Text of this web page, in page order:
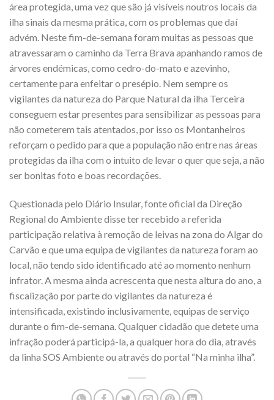
área protegida, uma vez que são já visíveis noutros locais da
ilha sinais da mesma prática, com os problemas que daí
advém. Neste fim-de-semana foram muitas as pessoas que
atravessaram o caminho da Terra Brava apanhando ramos de
árvores endémicas, como cedro-do-mato e azevinho,
certamente para enfeitar o presépio. Nem sempre os
vigilantes da natureza do Parque Natural da ilha Terceira
conseguem estar presentes para sensibilizar as pessoas para
não cometerem tais atentados, por isso os Montanheiros
reforçam o pedido para que a população não entre nas áreas
protegidas da ilha com o intuito de levar o quer que seja, a não
ser bonitas foto e boas recordações.
Questionada pelo Diário Insular, fonte oficial da Direção
Regional do Ambiente disse ter recebido a referida
participação relativa à remoção de leivas na zona do Algar do
Carvão e que uma equipa de vigilantes da natureza foram ao
local, não tendo sido identificado até ao momento nenhum
infrator. A mesma ainda acrescenta que nesta altura do ano, a
fiscalização por parte do vigilantes da natureza é
intensificada, existindo inclusivamente, equipas de serviço
durante o fim-de-semana. Qualquer cidadão que detete uma
infração poderá participá-la, a qualquer hora do dia, através
da linha SOS Ambiente ou através do portal “Na minha ilha”.